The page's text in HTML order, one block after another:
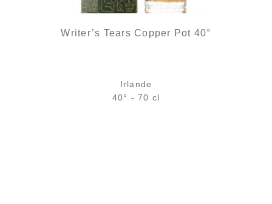
Writer’s Tears Copper Pot 40°
Irlande
40° - 70 cl